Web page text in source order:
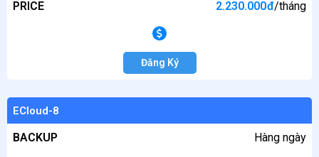
PRICE 2.230.000đ/tháng
Đăng Ký
ECloud-8
BACKUP Hàng ngày